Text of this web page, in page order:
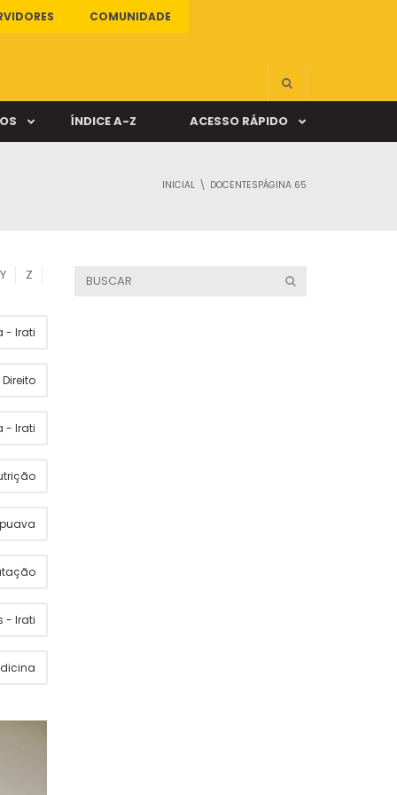
COMUNIDADE
ÍNDICE A-Z ACESSO RÁPIDO
INICIAL DOCENTESPÁGINA 65
Y Z
- Irati
Direito
- Irati
- Irati